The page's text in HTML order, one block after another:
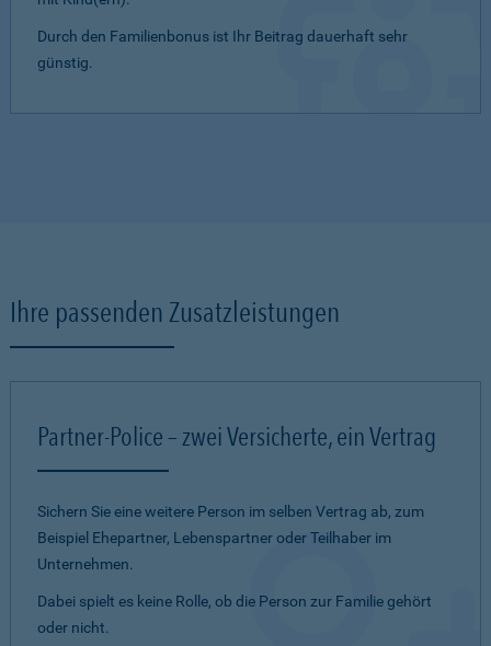
Durch den Familienbonus ist Ihr Beitrag dauerhaft sehr
günstig.
Ihre passenden Zusatzleistungen
Partner-Police – zwei Versicherte, ein Vertrag
Sichern Sie eine weitere Person im selben Vertrag ab, zum
Beispiel Ehepartner, Lebenspartner oder Teilhaber im
Unternehmen.
Dabei spielt es keine Rolle, ob die Person zur Familie gehört
oder nicht.